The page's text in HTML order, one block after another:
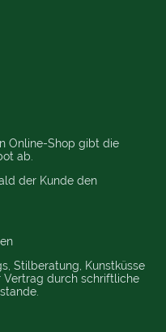
Online-Shop gibt die
ab.
der Kunde den
Stilberatung, Kunstküsse
durch schriftliche